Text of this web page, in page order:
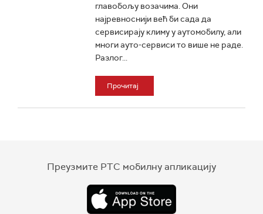
главобољу возачима. Они
најревноснији већ би сада да
сервисирају климу у аутомобилу, али
многи ауто-сервиси то више не раде.
Разлог...
Прочитај
Преузмите РТС мобилну апликацију